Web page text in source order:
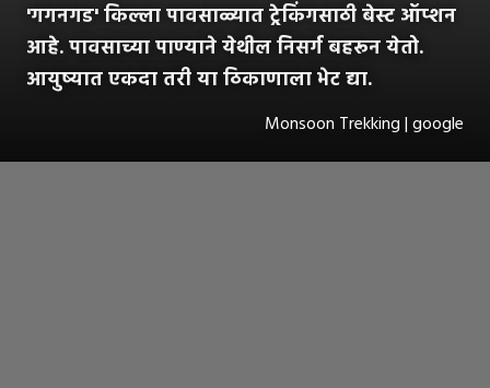
'गगनगड' किल्ला पावसाळ्यात ट्रेकिंगसाठी बेस्ट ऑप्शन
आहे. पावसाच्या पाण्याने येथील निसर्ग बहरून येतो.
आयुष्यात एकदा तरी या ठिकाणाला भेट द्या.
Monsoon Trekking | google